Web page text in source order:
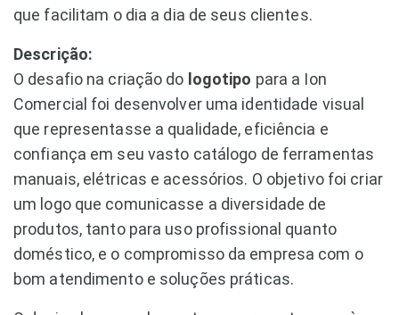
que facilitam o dia a dia de seus clientes.
Descrição:
O desafio na criação do logotipo para a Ion
Comercial foi desenvolver uma identidade visual
que representasse a qualidade, eficiência e
confiança em seu vasto catálogo de ferramentas
manuais, elétricas e acessórios. O objetivo foi criar
um logo que comunicasse a diversidade de
produtos, tanto para uso profissional quanto
doméstico, e o compromisso da empresa com o
bom atendimento e soluções práticas.